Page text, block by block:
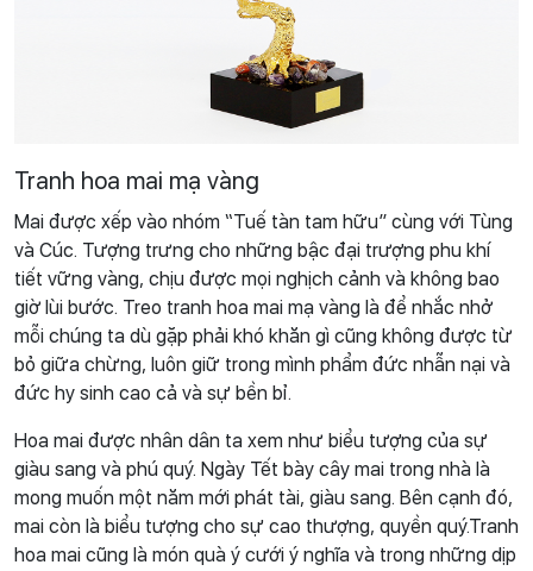
Tranh hoa mai mạ vàng
Mai được xếp vào nhóm “Tuế tàn tam hữu” cùng với Tùng
và Cúc. Tượng trưng cho những bậc đại trượng phu khí
tiết vững vàng, chịu được mọi nghịch cảnh và không bao
giờ lùi bước. Treo tranh hoa mai mạ vàng là để nhắc nhở
mỗi chúng ta dù gặp phải khó khăn gì cũng không được từ
bỏ giữa chừng, luôn giữ trong mình phẩm đức nhẫn nại và
đức hy sinh cao cả và sự bền bỉ.
Hoa mai được nhân dân ta xem như biểu tượng của sự
giàu sang và phú quý. Ngày Tết bày cây mai trong nhà là
mong muốn một năm mới phát tài, giàu sang. Bên cạnh đó,
mai còn là biểu tượng cho sự cao thượng, quyền quý.Tranh
hoa mai cũng là món quà ý cưới ý nghĩa và trong những dịp